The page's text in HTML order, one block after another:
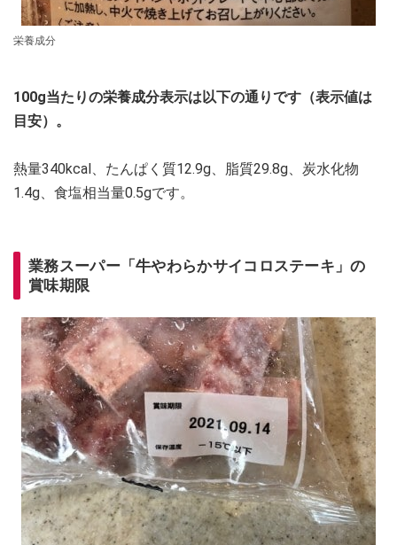
栄養成分
100g当たりの栄養成分表示は以下の通りです（表示値は
目安）。
熱量340kcal、たんぱく質12.9g、脂質29.8g、炭水化物
1.4g、食塩相当量0.5gです。
業務スーパー「牛やわらかサイコロステーキ」の
賞味期限